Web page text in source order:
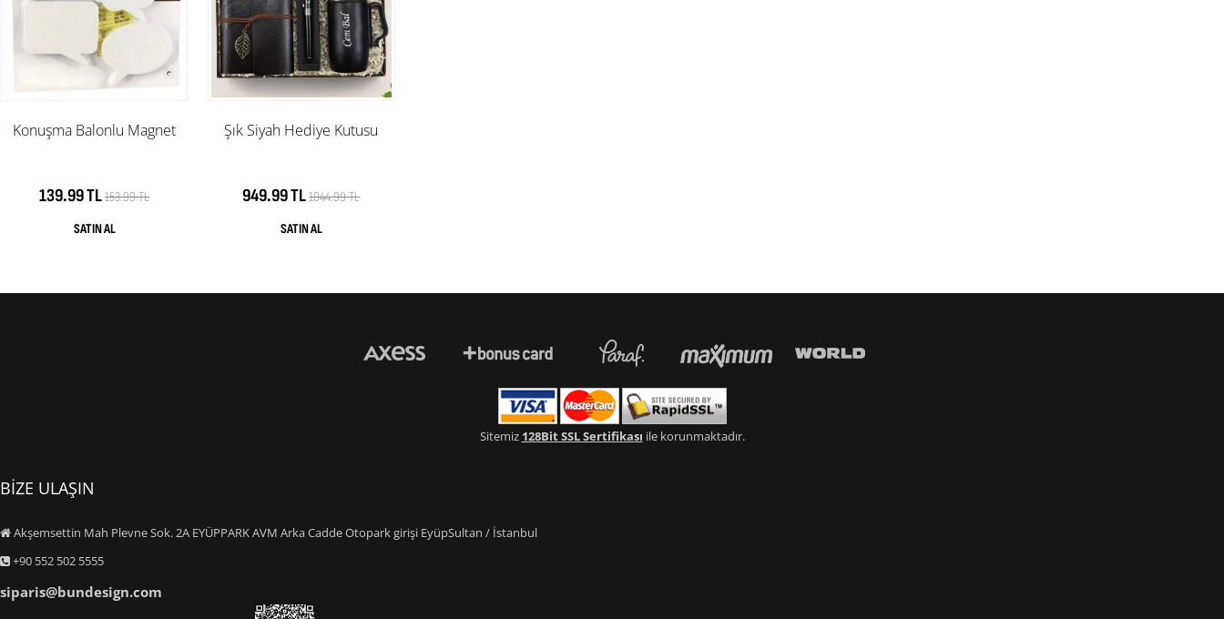
Konuşma Balonlu Magnet
139.99 TL153.99 TL
Şık Siyah Hediye Kutusu
949.99 TL1044.99 TL
Sitemiz 128Bit SSL Sertifikası ile korunmaktadır.
BİZE ULAŞIN
Akşemsettin Mah Plevne Sok. 2A EYÜPPARK AVM Arka Cadde Otopark girişi EyüpSultan / İstanbul
+90 552 502 5555
siparis@bundesign.com